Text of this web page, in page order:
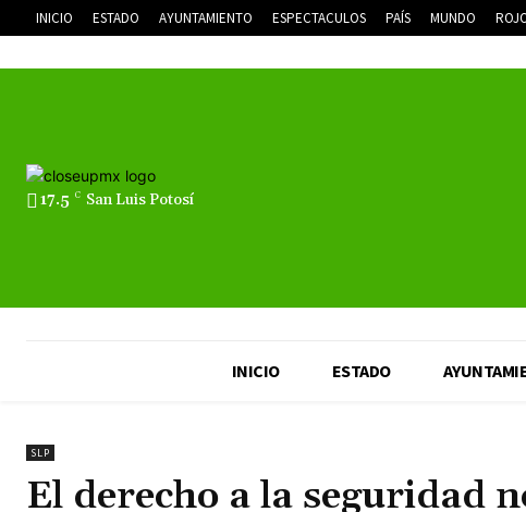
INICIO ESTADO AYUNTAMIENTO ESPECTACULOS PAÍS MUNDO
17.5 C San Luis Potosí
INICIO ESTADO
SLP
El derecho a la seguridad